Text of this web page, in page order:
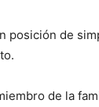
posición de
de la